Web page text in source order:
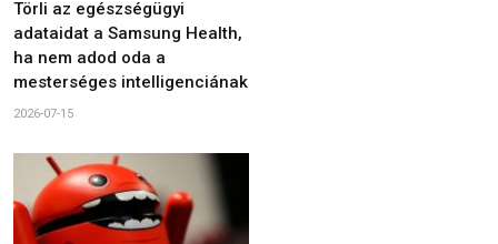
Törli az egészségügyi
adataidat a Samsung Health,
ha nem adod oda a
mesterséges intelligenciának
2026-07-15